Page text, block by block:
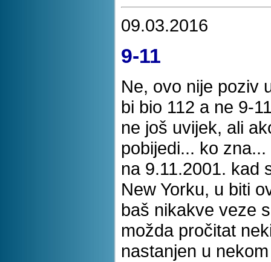
09.03.2016
9-11
Ne, ovo nije poziv
bi bio 112 a ne 9-
ne još uvijek, ali
pobijedi... ko
na 9.11.2001. kad
New Yorku, u biti
baš nikakve veze
možda pročitat
nastanjen u